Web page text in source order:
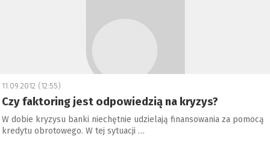
11.09.2012 (12:55)
Czy faktoring jest odpowiedzią na kryzys?
W dobie kryzysu banki niechętnie udzielają finansowania za pomocą
kredytu obrotowego. W tej sytuacji …